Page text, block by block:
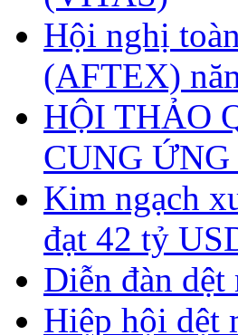
Hội nghị
(AFTEX)
HỘI THẢO
CUNG
Kim ngạch
đạt 42 tỷ
Diễn đàn
Hiệp hội dệt